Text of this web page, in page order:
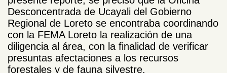
Desconcentrada de Ucayali del Gobierno
Regional de Loreto se encontraba coordinando
con la FEMA Loreto la realización de una
diligencia al área, con la finalidad de verificar
presuntas afectaciones a los recursos
forestales y de fauna silvestre.